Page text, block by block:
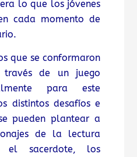
lo que los jóvenes
cada momento de
que se conformaron
de un juego
para este
distintos desafíos e
pueden plantear a
de la lectura
sacerdote, los